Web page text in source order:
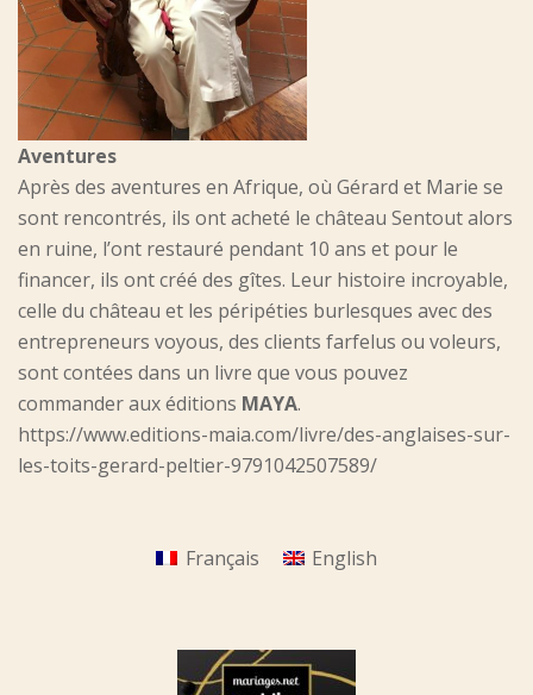
Aventures
Après des aventures en Afrique, où Gérard et Marie se
sont rencontrés, ils ont acheté le château Sentout alors
en ruine, l’ont restauré pendant 10 ans et pour le
financer, ils ont créé des gîtes. Leur histoire incroyable,
celle du château et les péripéties burlesques avec des
entrepreneurs voyous, des clients farfelus ou voleurs,
sont contées dans un livre que vous pouvez
commander aux éditions MAYA.
https://www.editions-maia.com/livre/des-anglaises-sur-
les-toits-gerard-peltier-9791042507589/
Français English